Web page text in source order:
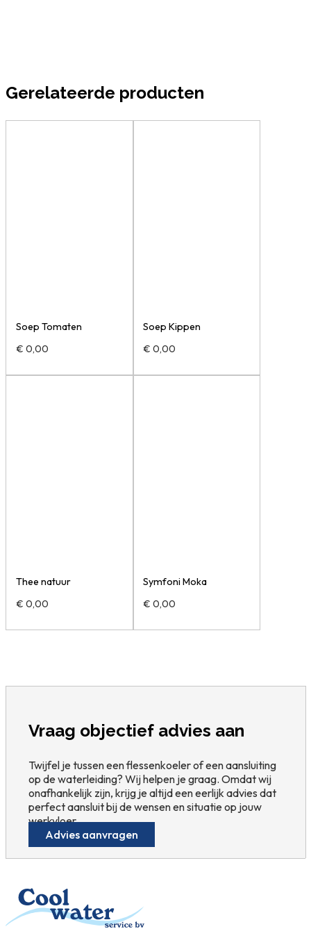
Gerelateerde producten
Soep Tomaten
€ 0,00
Soep Kippen
€ 0,00
Thee natuur
€ 0,00
Symfoni Moka
€ 0,00
Vraag objectief advies aan
Twijfel je tussen een flessenkoeler of een aansluiting
op de waterleiding? Wij helpen je graag. Omdat wij
onafhankelijk zijn, krijg je altijd een eerlijk advies dat
perfect aansluit bij de wensen en situatie op jouw
werkvloer.
Advies aanvragen